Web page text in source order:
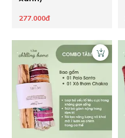
277.000đ